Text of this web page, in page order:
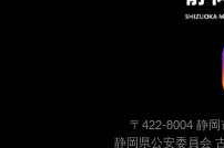
〒422-8004 静
静岡県公安委員会